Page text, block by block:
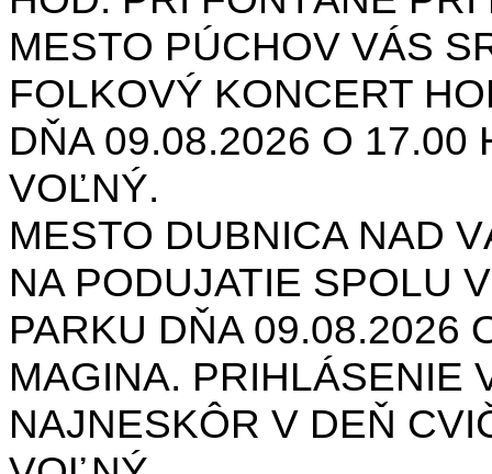
MESTO PÚCHOV VÁS
FOLKOVÝ KONCERT
DŇA 09.08.2026 O 17.00
VOĽNÝ.
MESTO DUBNICA NAD
NA PODUJATIE SPOLU
PARKU DŇA 09.08.2026
MAGINA. PRIHLÁSENIE
NAJNESKÔR V DEŇ